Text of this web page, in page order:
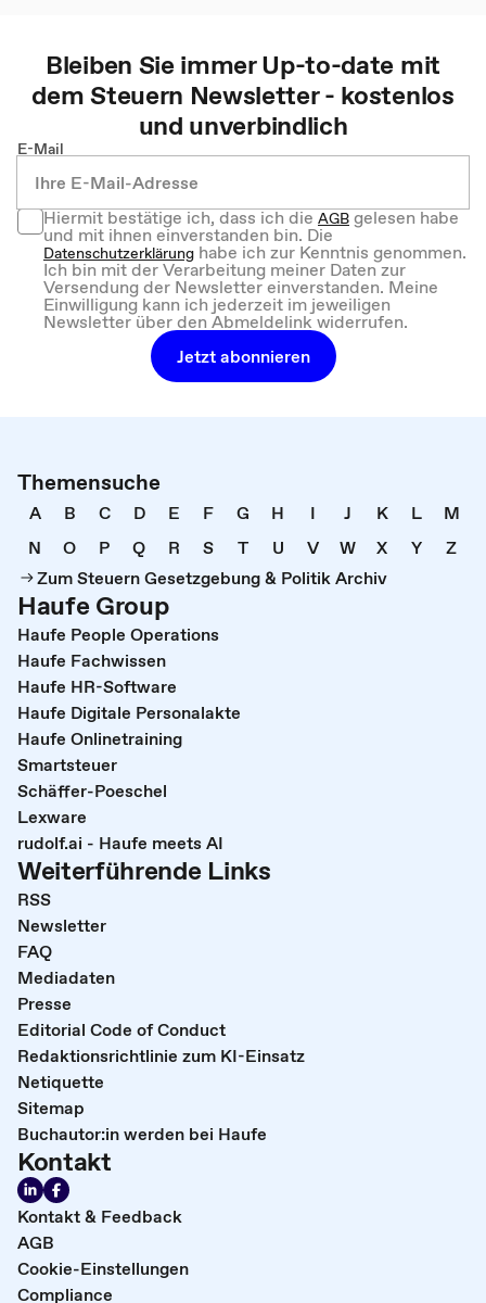
Bleiben Sie immer Up-to-date mit
demSteuern Newsletter - kostenlos
und unverbindlich
E-Mail
Hiermit bestätige ich, dass ich dieAGBgelesen habe
und mit ihnen einverstanden bin. Die
Datenschutzerklärung habe ich zur Kenntnis genommen.
Ich bin mit der Verarbeitung meiner Daten zur
Versendung der Newsletter einverstanden. Meine
Einwilligung kann ich jederzeit im jeweiligen
Newsletter über den Abmeldelink widerrufen.
Jetzt abonnieren
Themensuche
A B C D E F G H I J K L
M
N
O P Q R S T U V W X Y
Z
Zum Steuern Gesetzgebung & Politik Archiv
Haufe Group
Haufe People Operations
Haufe Fachwissen
Haufe HR-Software
Haufe Digitale Personalakte
Haufe Onlinetraining
Smartsteuer
Schäffer-Poeschel
Lexware
rudolf.ai - Haufe meets AI
Weiterführende Links
RSS
Newsletter
FAQ
Mediadaten
Presse
Editorial Code of Conduct
Redaktionsrichtlinie zum KI-Einsatz
Netiquette
Sitemap
Buchautor:in werden bei Haufe
Kontakt
Kontakt & Feedback
AGB
Cookie-Einstellungen
Compliance